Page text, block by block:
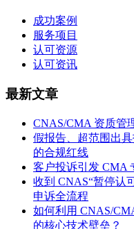
成功案例
服务项目
认可资源
认可资讯
最新文章
CNAS/CMA 资质管
假报告、超范围出
的合规红线
客户投诉引发 CMA
收到 CNAS“暂停认
申诉全流程
如何利用 CNAS/
的核心技术壁垒？